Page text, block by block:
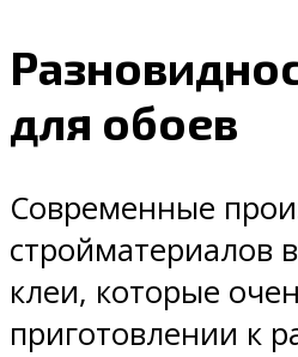
для обоев
Современные
стройматериалов
клеи, которые
приготовлении к